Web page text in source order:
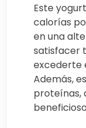
Este
calorías
en una
satisfacer
excederte
Además,
proteínas,